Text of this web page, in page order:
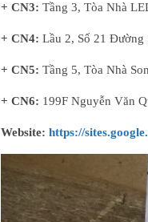
+ CN3: Tầng 3, Tòa Nhà
+ CN4: Lầu 2, Số 21 Đường
+ CN5: Tầng 5, Tòa Nhà
+ CN6: 199F Nguyễn Văn
Website: https://